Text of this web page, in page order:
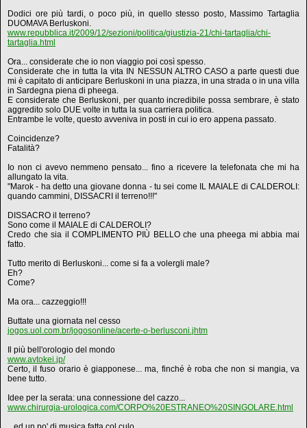
Dodici ore più tardi, o poco più, in quello stesso posto, Massimo Tartaglia
DUOMAVA Berluskoni.
www.repubblica.it/2009/12/sezioni/politica/giustizia-21/chi-tartaglia/chi-
tartaglia.html
Ora... considerate che io non viaggio poi così spesso.
Considerate che in tutta la vita IN NESSUN ALTRO CASO a parte questi due
mi è capitato di anticipare Berluskoni in una piazza, in una strada o in una villa
in Sardegna piena di pheega.
E considerate che Berluskoni, per quanto incredibile possa sembrare, è stato
aggredito solo DUE volte in tutta la sua carriera politica.
Entrambe le volte, questo avveniva in posti in cui io ero appena passato.
Coincidenze?
Fatalità?
Io non ci avevo nemmeno pensato... fino a ricevere la telefonata che mi ha
allungato la vita.
"Marok - ha detto una giovane donna - tu sei come IL MAIALE di CALDEROLI:
quando cammini, DISSACRI il terreno!!!"
DISSACRO il terreno?
Sono come il MAIALE di CALDEROLI?
Credo che sia il COMPLIMENTO PIÙ BELLO che una pheega mi abbia mai
fatto.
Tutto merito di Berluskoni... come si fa a volergli male?
Eh?
Come?
Ma ora... cazzeggio!!!
Buttate una giornata nel cesso
jogos.uol.com.br/jogosonline/acerte-o-berlusconi.jhtm
Il più bell'orologio del mondo
www.avtokei.jp/
Certo, il fuso orario è giapponese... ma, finché è roba che non si mangia, va
bene tutto.
Idee per la serata: una connessione del cazzo...
www.chirurgia-urologica.com/CORPO%20ESTRANEO%20SINGOLARE.html